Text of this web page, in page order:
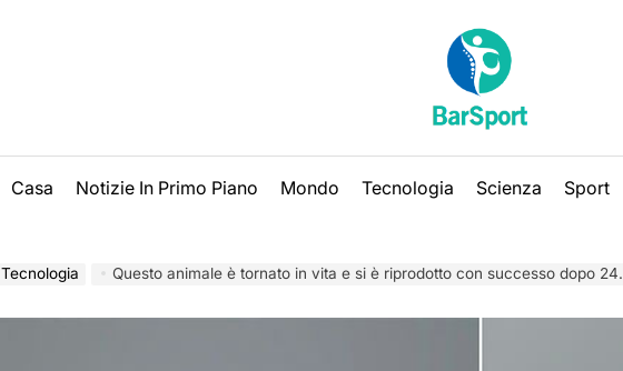
Casa Notizie In Primo Piano Mondo Tecnologia Scienza Sport
Tecnologia Questo animale è tornato in vita e si è riprodotto con successo dopo 24.000 anni nel permafrost della Siberia